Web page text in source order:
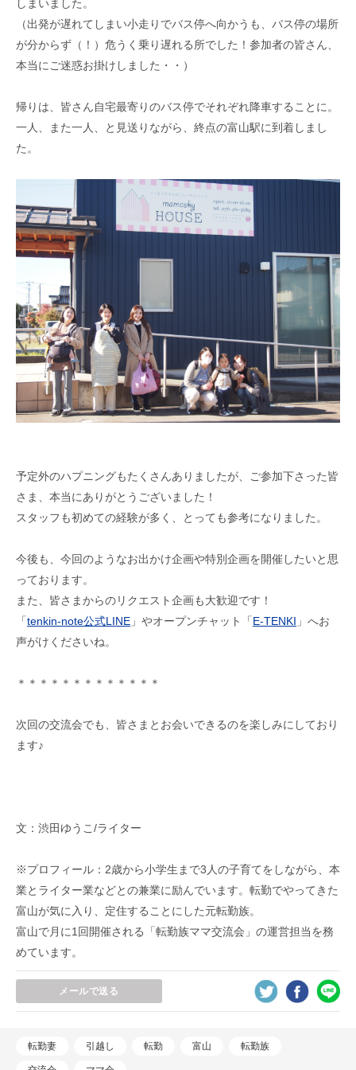
しまいました。
（出発が遅れてしまい小走りでバス停へ向かうも、バス停の場所
が分からず（！）危うく乗り遅れる所でした！参加者の皆さん、
本当にご迷惑お掛けしました・・）
帰りは、皆さん自宅最寄りのバス停でそれぞれ降車することに。
一人、また一人、と見送りながら、終点の富山駅に到着しまし
た。
予定外のハプニングもたくさんありましたが、ご参加下さった皆
さま、本当にありがとうございました！
スタッフも初めての経験が多く、とっても参考になりました。
今後も、今回のようなお出かけ企画や特別企画を開催したいと思
っております。
また、皆さまからのリクエスト企画も大歓迎です！
「 tenkin-note公式LINE 」やオープンチャット「 E-TENKI 」へお
声がけくださいね。
＊＊＊＊＊＊＊＊＊＊＊＊＊
次回の交流会でも、皆さまとお会いできるのを楽しみにしており
ます♪
文：渋田ゆうこ/ライター
※プロフィール：2歳から小学生まで3人の子育てをしながら、本
業とライター業などとの兼業に励んでいます。転勤でやってきた
富山が気に入り、定住することにした元転勤族。
富山で月に1回開催される「転勤族ママ交流会」の運営担当を務
めています。
メールで送る
転勤妻 引越し 転勤 富山 転勤族